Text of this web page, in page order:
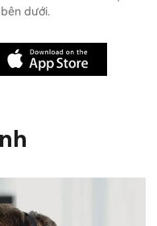
dưới.